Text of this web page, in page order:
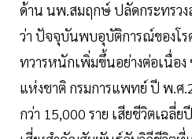
ด้าน นพ.สมฤกษ์ ปลัดกระทรวง
ว่า ปัจจุบันพบอุบัติการณ์ของโร
ทวารหนักเพิ่มขึ้นอย่างต่อเนื่อง
แห่งชาติ กรมการแพทย์ ปี พ.ศ
กว่า 15,000 ราย เสียชีวิตเฉลี่